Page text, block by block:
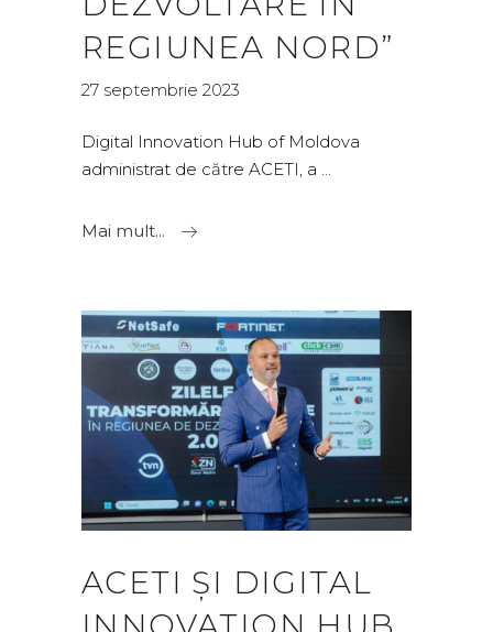
REGIUNEA NORD”
27 septembrie 2023
Digital Innovation Hub of Moldova
administrat de către ACETI, a
Mai mult...
ACETI ȘI DIGITAL